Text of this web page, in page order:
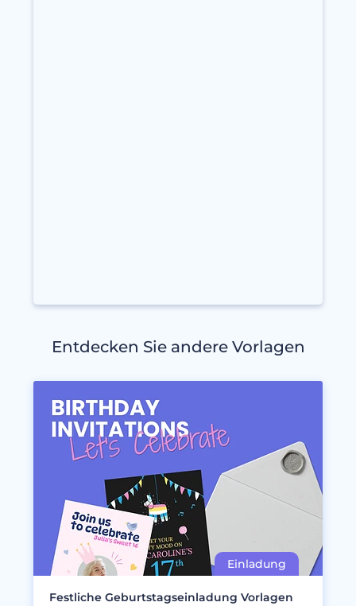
Entdecken Sie andere Vorlagen
Festliche Geburtstagseinladung Vorlagen